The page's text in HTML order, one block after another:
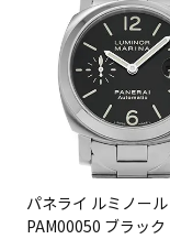
パネライ ルミノー
PAM00050 ブラッ